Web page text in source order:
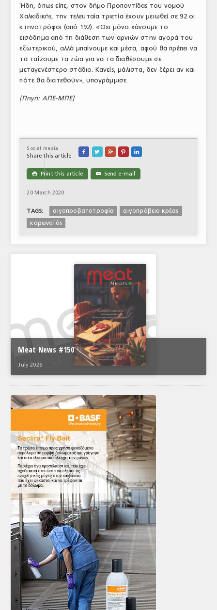
Ήδη, όπως είπε, στον δήμο Προποντίδας του νομού
Χαλκιδικής, την τελευταία τριετία έχουν μειωθεί σε 92 οι
κτηνοτρόφοι (από 192). «Όχι μόνο χάνουμε το
εισόδημα από τη διάθεση των αρνιών στην αγορά του
εξωτερικού, αλλά μπαίνουμε και μέσα, αφού θα πρέπει να
τα ταΐζουμε τα ζώα για να τα διαθέσουμε σε
μεταγενέστερο στάδιο. Κανείς, μάλιστα, δεν ξέρει αν και
πότε θα διατεθούν», υπογράμμισε.
[Πηγή: ΑΠΕ-ΜΠΕ]
Social media
Share this article
    
 Print this article ✉ Send e-mail
20 March 2020
TAGS: αιγοπροβατοτροφία
αιγοπρόβειο κρέας
κορωνοϊός
Meat News #150
July 2026